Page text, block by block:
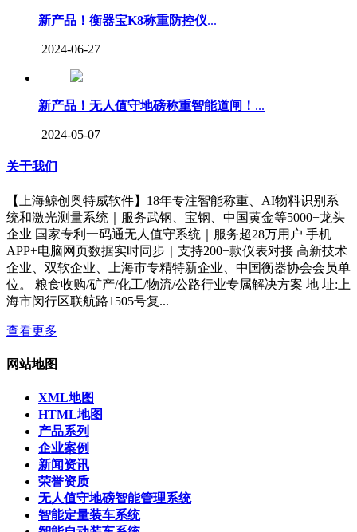
新产品！衡器宝K8称重防控仪...
2024-06-27
新产品！无人值守地磅称重智能道闸！ ...
2024-05-07
关于我们
【上海鲸创奥特威软件】18年专注智能称重、AI物料识别系
统和激光测量系统｜服务武钢、宝钢、中国黄金等5000+龙头
企业 国家专利一码通无人值守系统｜服务超28万用户 手机
APP+电脑网页数据实时同步｜支持200+款仪表对接 高新技术
企业、双软企业、上海市专精特新企业、中国衡器协会会员单
位。 粮食收购/矿产/化工/物流/公路行业专属解决方案 地 址:上
海市闵行区联航路1505号复...
查看更多
网站地图
XML地图
HTML地图
产品系列
企业案例
新闻资讯
荣誉资质
无人值守地磅智能管理系统
智能定量装车系统